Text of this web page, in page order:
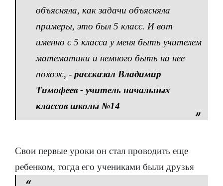
объясняла, как задачи объясняла
примеры, это был 5 класс. И вот
именно с 5 класса у меня быть учителем
математики и немного быть на нее
похож, - рассказал Владимир
Тимофеев - учитель начальных
классов школы №14
Свои первые уроки он стал проводить еще
ребенком, тогда его учениками были друзья